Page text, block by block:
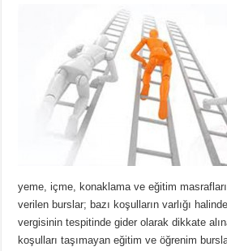
yeme, içme, konaklama ve eğitim
verilen burslar; bazı koşulların varlığı
vergisinin tespitinde gider olarak dikkate
koşulları taşımayan eğitim ve öğrenim